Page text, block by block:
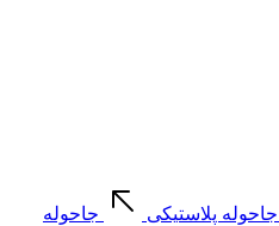
جاحوله پلاستیکی جاحوله